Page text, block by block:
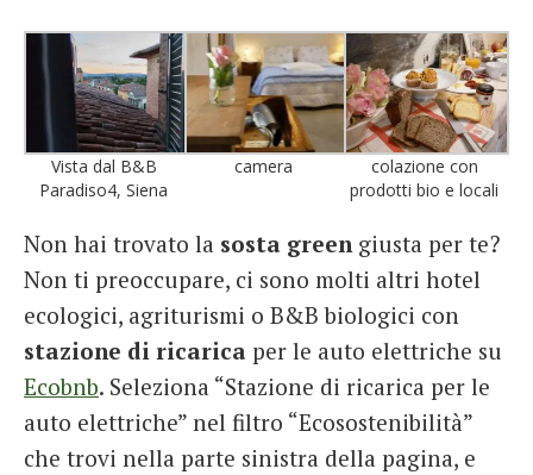
Vista dal B&B
Paradiso4, Siena
camera
colazione con
prodotti bio e locali
Non hai trovato la sosta greengiusta per te?
Non ti preoccupare, ci sono molti altri hotel
ecologici, agriturismi o B&B biologici con
stazione di ricarica per le auto elettriche su
Ecobnb. Seleziona “Stazione di ricarica per le
auto elettriche” nel filtro “Ecosostenibilità”
che trovi nella parte sinistra della pagina, e